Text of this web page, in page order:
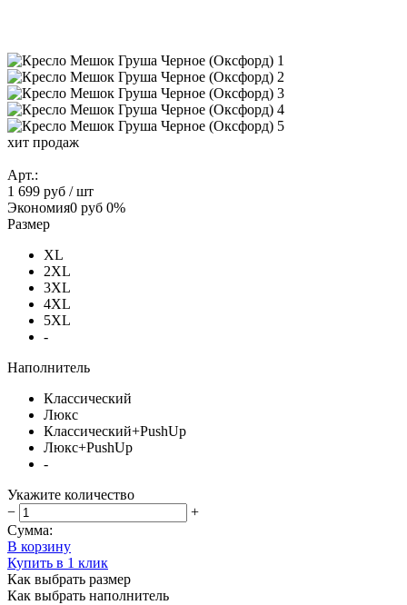
хит продаж
Арт.:
1 699 руб / шт
Экономия0 руб 0%
Размер
XL
2XL
3XL
4XL
5XL
-
Наполнитель
Классический
Люкс
Классический+PushUp
Люкс+PushUp
-
Укажите количество
−
+
Сумма:
В корзину
Купить в 1 клик
Как выбрать размер
Как выбрать наполнитель